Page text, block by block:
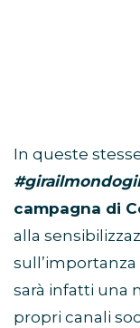
In queste
campagna di
alla
sarà infatti una
propri canali